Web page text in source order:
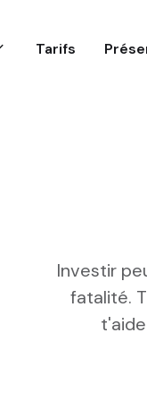
Tarifs
Investir
fatalité.